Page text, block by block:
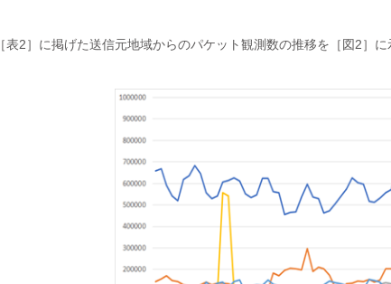
［表2］に掲げた送信元地域からのパケット観測数の推移を［図2］に